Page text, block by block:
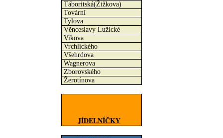
Táboritská(Žižkova)
Tovární
Tylova
Věnceslavy Lužické
Vikova
Vrchlického
Všehrdova
Wagnerova
Zborovského
Žerotínova
JÍDELNÍČKY